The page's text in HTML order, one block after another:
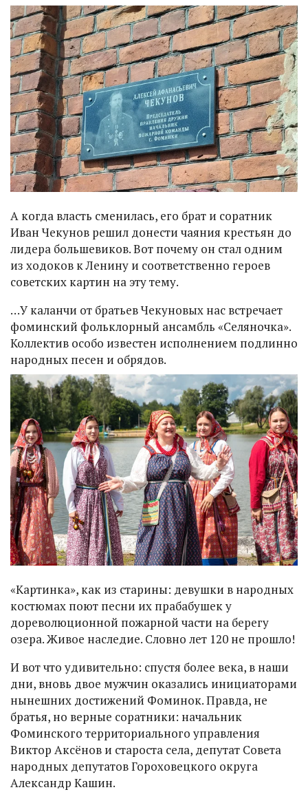
А когда власть сменилась, его брат и соратник
Иван Чекунов решил донести чаяния крестьян до
лидера большевиков. Вот почему он стал одним
из ходоков к Ленину и соответственно героев
советских картин на эту тему.
…У каланчи от братьев Чекуновых нас встречает
фоминский фольклорный ансамбль «Селяночка».
Коллектив особо известен исполнением подлинно
народных песен и обрядов.
«Картинка», как из старины: девушки в народных
костюмах поют песни их прабабушек у
дореволюционной пожарной части на берегу
озера. Живое наследие. Словно лет 120 не прошло!
И вот что удивительно: спустя более века, в наши
дни, вновь двое мужчин оказались инициаторами
нынешних достижений Фоминок. Правда, не
братья, но верные соратники: начальник
Фоминского территориального управления
Виктор Аксёнов и староста села, депутат Совета
народных депутатов Гороховецкого округа
Александр Кашин.